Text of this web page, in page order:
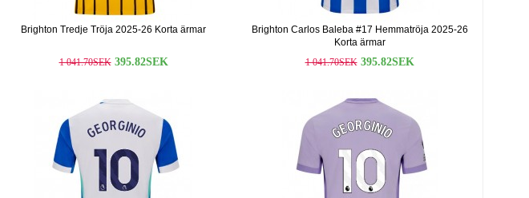
Brighton Tredje Tröja 2025-26 Korta ärmar
1 041.70SEK 395.82SEK
Brighton Carlos Baleba #17 Hemmatröja 2025-26
Korta ärmar
1 041.70SEK 395.82SEK